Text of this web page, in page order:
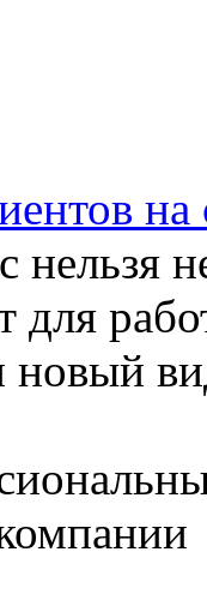
на
нельзя
новый